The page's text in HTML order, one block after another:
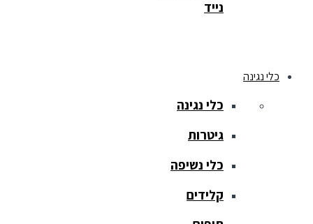
נייד
כלי נגינה
כלי נגינה
גיטרות
כלי נשיפה
קלידים